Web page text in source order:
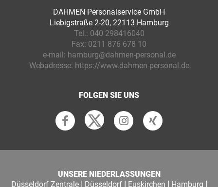
DAHMEN Personalservice GmbH
Liebigstraße 2-20, 22113 Hamburg
Tel.: 040 298416040
Fax: 0211 876 678 10
e-mail: hamburg@dahmen-personal.de
Webadresse: https://www.dahmen-personal.de
FOLGEN SIE UNS
UNSERE NIEDERLASSUNGEN
Düsseldorf Zentrale| Düsseldorf| Euskirchen | Hamburg |